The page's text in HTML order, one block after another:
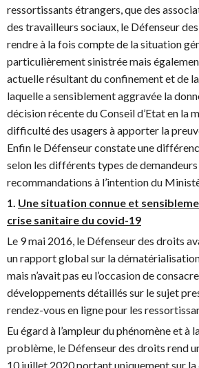
ressortissants étrangers, que des
des travailleurs sociaux, le Défenseur
rendre à la fois compte de la situation
particulièrement sinistrée mais
actuelle résultant du confinement et de
laquelle a sensiblement aggravée la
décision récente du Conseil d’Etat en la
difficulté des usagers à apporter la
Enfin le Défenseur constate une
selon les différents types de
recommandations à l’intention du
1. Une situation connue et
crise sanitaire du covid-19
Le 9 mai 2016, le Défenseur des droits
un rapport global sur la
mais n’avait pas eu l’occasion de
développements détaillés sur le sujet
rendez-vous en ligne pour les
Eu égard à l’ampleur du phénomène et à
problème, le Défenseur des droits rend
10 juillet 2020 portant uniquement sur la